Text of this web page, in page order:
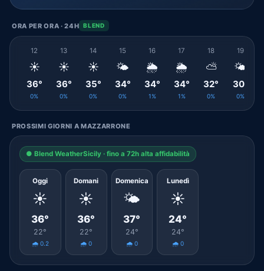
ORA PER ORA · 24H BLEND
12
☀️
36°
0%
13
☀️
36°
0%
14
☀️
35°
0%
15
🌤️
34°
0%
16
🌦️
34°
1%
17
🌦️
34°
1%
18
⛅
32°
0%
19
🌤️
30°
0%
PROSSIMI GIORNI A MAZZARRONE
● Blend WeatherSicily · fino a 72h alta affidabilità
Oggi
☀️
36°
22°
🌧️ 0.2
Domani
☀️
36°
22°
🌧️ 0
Domenica
🌤️
37°
24°
🌧️ 0
Lunedì
☀️
24°
24°
🌧️ 0